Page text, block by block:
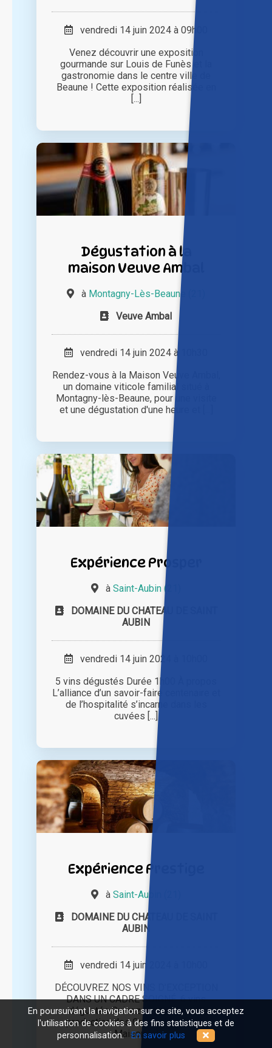
vendredi 14 juin 2024 à 09h00
Venez découvrir une exposition
gourmande sur Louis de Funès et la
gastronomie dans le centre ville de
Beaune ! Cette exposition réalisée en
[...]
Dégustation à la
maison Veuve Ambal
à Montagny-Lès-Beaune (21)
Veuve Ambal
vendredi 14 juin 2024 à 10h30
Rendez-vous à la Maison Veuve Ambal,
un domaine viticole familial situé à
Montagny-lès-Beaune, pour une visite
et une dégustation d'une heure et [...]
Expérience Prosper
à Saint-Aubin (21)
DOMAINE DU CHATEAU DE SAINT
AUBIN
vendredi 14 juin 2024 à 10h00
5 vins dégustés Durée 1h00 À propos
L’alliance d’un savoir-faire centenaire et
de l’hospitalité s’incarne dans les
cuvées [...]
Expérience Prestige
à Saint-Aubin (21)
DOMAINE DU CHATEAU DE SAINT
AUBIN
vendredi 14 juin 2024 à 10h00
DÉCOUVREZ NOS VINS D’EXCEPTION
DANS UN CADRE SOIGNÉ. 6 vins
dégustés Suivez le parcours de
production des Grands Vins de la
Maison [...]
En poursuivant la navigation sur ce site, vous acceptez
l'utilisation de cookies à des fins statistiques et de
personnalisation.En savoir plus